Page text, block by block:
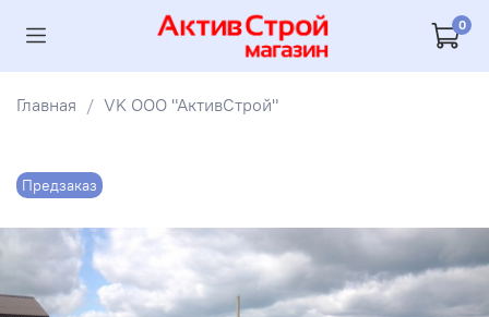
0
Главная VK ООО "АктивСтрой"
Предзаказ